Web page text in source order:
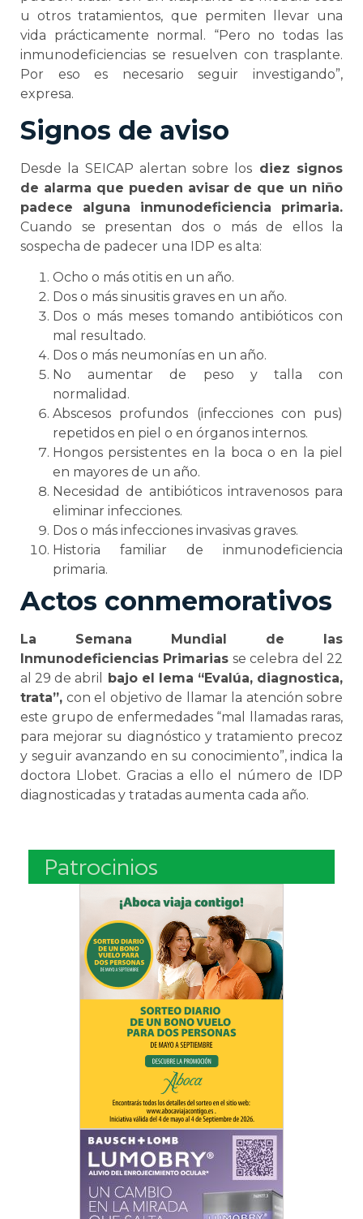
u otros tratamientos, que permiten llevar una
vida prácticamente normal. “Pero no todas las
inmunodeficiencias se resuelven con trasplante.
Por eso es necesario seguir investigando”,
expresa.
Signos de aviso
Desde la SEICAP alertan sobre los diez signos
de alarma que pueden avisar de que un niño
padece alguna inmunodeficiencia primaria.
Cuando se presentan dos o más de ellos la
sospecha de padecer una IDP es alta:
Ocho o más otitis en un año.
Dos o más sinusitis graves en un año.
Dos o más meses tomando antibióticos con
mal resultado.
Dos o más neumonías en un año.
No aumentar de peso y talla con
normalidad.
Abscesos profundos (infecciones con pus)
repetidos en piel o en órganos internos.
Hongos persistentes en la boca o en la piel
en mayores de un año.
Necesidad de antibióticos intravenosos para
eliminar infecciones.
Dos o más infecciones invasivas graves.
Historia familiar de inmunodeficiencia
primaria.
Actos conmemorativos
La Semana Mundial de las
Inmunodeficiencias Primarias se celebra del 22
al 29 de abril
bajo el lema “Evalúa, diagnostica,
trata”, con el objetivo de llamar la atención sobre
este grupo de enfermedades “mal llamadas raras,
para mejorar su diagnóstico y tratamiento precoz
y seguir avanzando en su conocimiento”, indica la
doctora Llobet. Gracias a ello el número de IDP
diagnosticadas y tratadas aumenta cada año.
Patrocinios